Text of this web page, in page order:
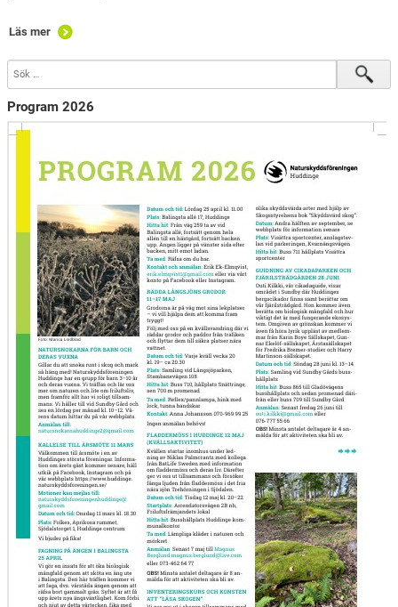
Läs mer
Program 2026